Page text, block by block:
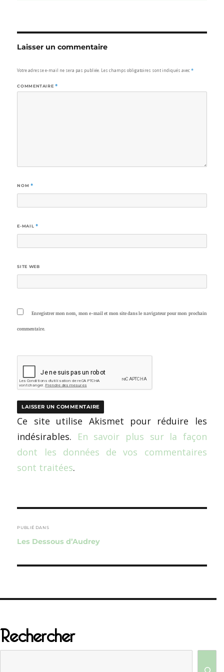
Laisser un commentaire
Votre adresse e-mail ne sera pas publiée. Les champs obligatoires sont indiqués avec*
COMMENTAIRE *
NOM *
E-MAIL *
SITE WEB
Enregistrer mon nom, mon e-mail et mon site dans le navigateur pour mon prochain
commentaire.
Ce site utilise Akismet pour réduire les
indésirables. En savoir plus sur la façon
dont les données de vos commentaires
sont traitées.
de
l’article
PUBLIÉ DANS
Les Dessous d’Audrey
Rechercher